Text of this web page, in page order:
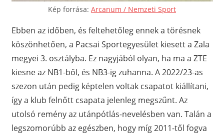
Kép forrása: Arcanum / Nemzeti Sport
Ebben az időben, és feltehetőleg ennek a törésnek
köszönhetően, a Pacsai Sportegyesület kiesett a Zala
megyei 3. osztályba. Ez nagyjából olyan, ha ma a ZTE
kiesne az NB1-ből, és NB3-ig zuhanna. A 2022/23-as
szezon után pedig képtelen voltak csapatot kiállítani,
így a klub felnőtt csapata jelenleg megszűnt. Az
utolsó remény az utánpótlás-nevelésben van. Talán a
legszomorúbb az egészben, hogy míg 2011-től fogva